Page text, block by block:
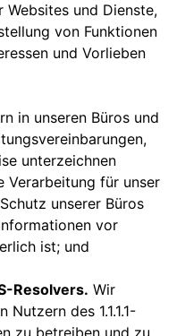
Websites und Dienste,
von Funktionen
und Vorlieben
in unseren Büros und
unterzeichnen
Verarbeitung für unser
unserer Büros
vor
ist; und
Resolvers. Wir
des 1.1.1.1-
zu betreiben und zu